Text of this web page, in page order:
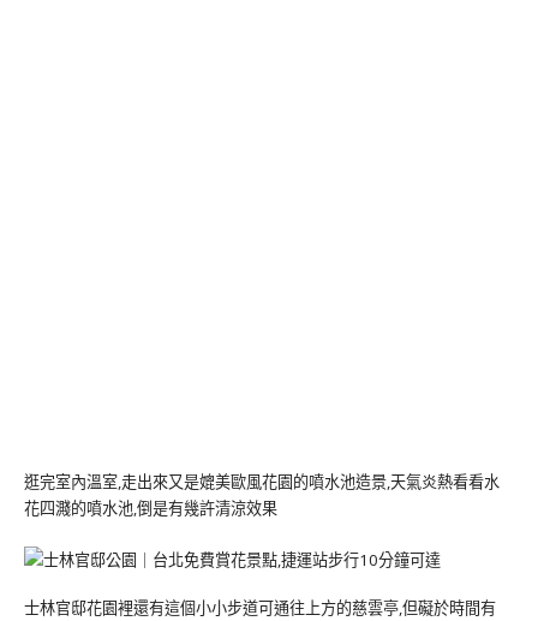
逛完室內溫室,走出來又是媲美歐風花園的噴水池造景,天氣炎熱看看水
花四濺的噴水池,倒是有幾許清涼效果
士林官邸花園裡還有這個小小步道可通往上方的慈雲亭,但礙於時間有